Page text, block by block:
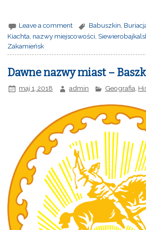
Leave a comment Babuszkin
Kiachta nazwy miejscowości ,
Zakamieńsk
Dawne nazwy miast –
maj 1, 2018 admin Geografia